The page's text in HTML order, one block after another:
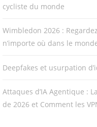
cycliste du monde
Wimbledon 2026 :
n’importe où dans le
Deepfakes et usurpation
Attaques d’IA Agentique :
de 2026 et Comment les